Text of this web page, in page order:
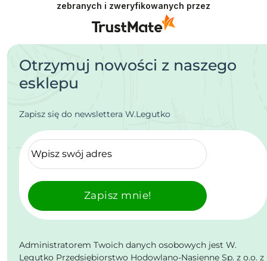
zebranych i zweryfikowanych przez
Otrzymuj nowości z naszego
esklepu
Zapisz się do newslettera W.Legutko
Zapisz mnie!
Administratorem Twoich danych osobowych jest W.
Legutko Przedsiębiorstwo Hodowlano-Nasienne Sp. z o.o. z